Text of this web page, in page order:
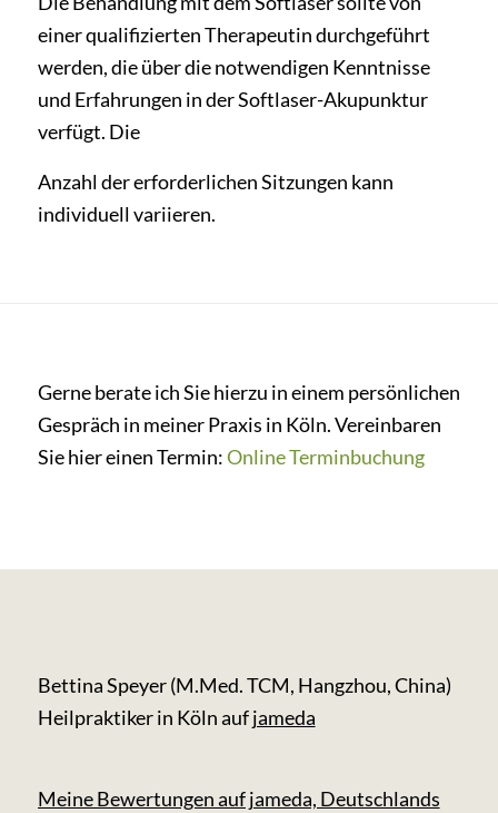
einer qualifizierten Therapeutin durchgeführt
werden, die über die notwendigen Kenntnisse
und Erfahrungen in der Softlaser-Akupunktur
verfügt. Die
Anzahl der erforderlichen Sitzungen kann
individuell variieren.
Gerne berate ich Sie hierzu in einem persönlichen
Gespräch in meiner Praxis in Köln. Vereinbaren
Sie hier einen Termin:Online Terminbuchung
Bettina Speyer (M.Med. TCM, Hangzhou, China)
Heilpraktiker in Köln aufjameda
Meine Bewertungen auf jameda, Deutschlands